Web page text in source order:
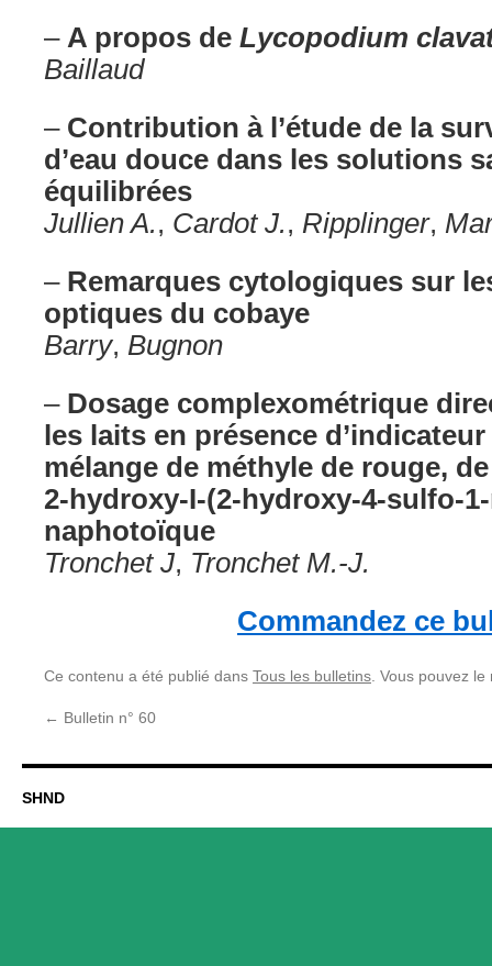
– A propos de Lycopodium
Baillaud
– Contribution à l’étude de la
d’eau douce dans les solutions
équilibrées
Jullien A., Cardot J., Ripplinger,
– Remarques cytologiques sur
optiques du cobaye
Barry, Bugnon
– Dosage complexométrique
les laits en présence
mélange de méthyle de rouge,
2-hydroxy-I-(2-hydroxy-4-sulfo-
naphotoïque
Tronchet J, Tronchet M.-J.
Commandez ce
Ce contenu a été publié dans Tous les bulletins . Vous pouvez
← Bulletin n° 60
SHND